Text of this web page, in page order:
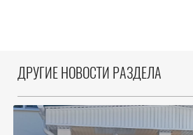
ДРУГИЕ НОВОСТИ РАЗДЕЛА